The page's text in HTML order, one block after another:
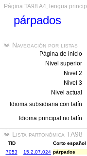
Página TA98 A4, lengua
párpados
Navegación por listas
Página de inicio
Nivel superior
Nivel 2
Nivel 3
Nivel actual
Idioma subsidiaria con latín
Idioma principal no latín
Lista partonómica TA98
TID
Corto
7053
15.2.07.024 párpados